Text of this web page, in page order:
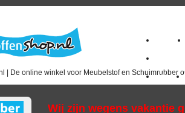
| De online winkel voor Meubelstof en Schuimrubber
Home
Outlet
Wij zijn wegens vakantie